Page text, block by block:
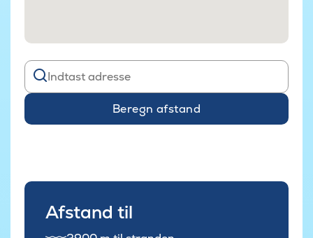
Beregn afstand
Afstand til